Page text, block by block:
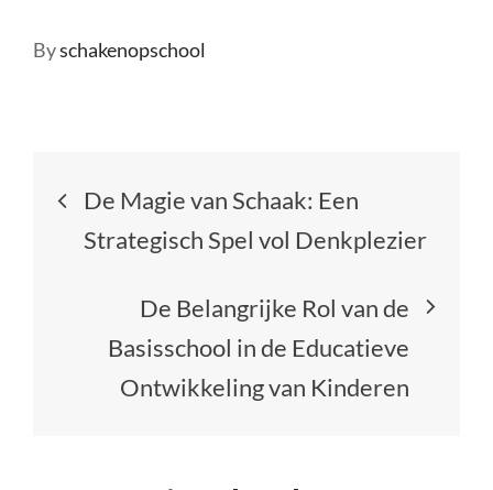
Byschakenopschool
Berichtnavigatie
De Magie van Schaak: Een
Strategisch Spel vol Denkplezier
De Belangrijke Rol van de
Basisschool in de Educatieve
Ontwikkeling van Kinderen